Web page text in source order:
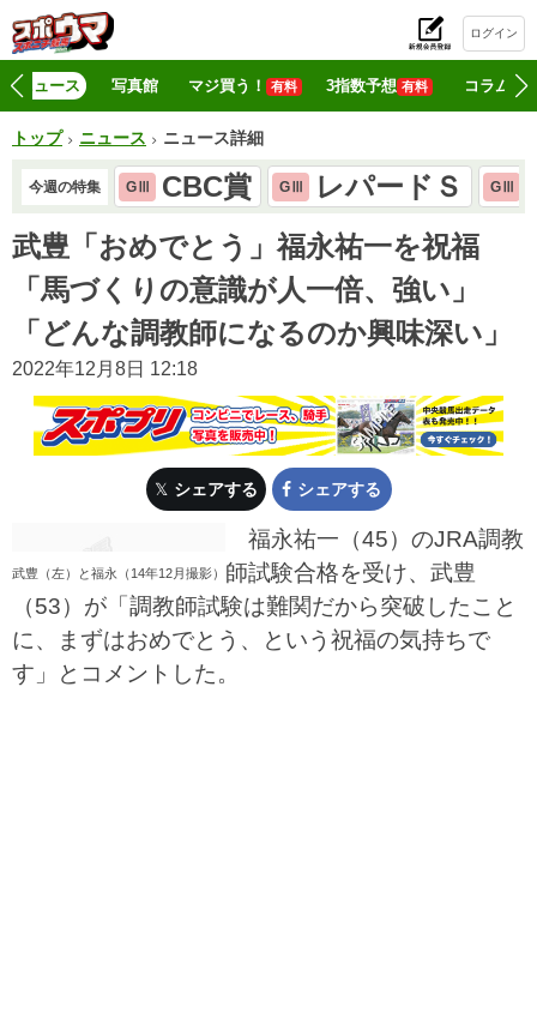
ログイン
ニュース 写真館 マジ買う！ 有料 3指数予想 有料 コラム
トップ ニュース ニュース詳細
今週の特集 GⅢ CBC賞 GⅢ レパードＳ GⅢ
武豊「おめでとう」福永祐一を祝福
「馬づくりの意識が人一倍、強い」
「どんな調教師になるのか興味深い」
2022年12月8日 12:18
シェアする シェアする
武豊（左）と福永（14年12月撮影）
福永祐一（45）のJRA調教
師試験合格を受け、武豊
（53）が「調教師試験は難関だから突破したこと
に、まずはおめでとう、という祝福の気持ちで
す」とコメントした。